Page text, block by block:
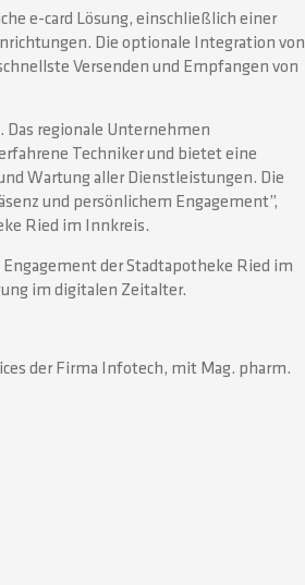
e-card Lösung, einschließlich einer
Die optionale Integration von
Versenden und Empfangen von
Das regionale Unternehmen
Techniker und bietet eine
Wartung aller Dienstleistungen. Die
und persönlichem Engagement”,
Ried im Innkreis.
der Stadtapotheke Ried im
im digitalen Zeitalter.
der Firma Infotech, mit Mag. pharm.